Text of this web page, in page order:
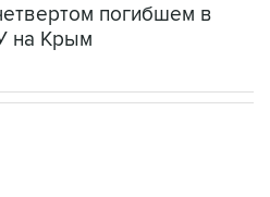
погибшем в
на Крым